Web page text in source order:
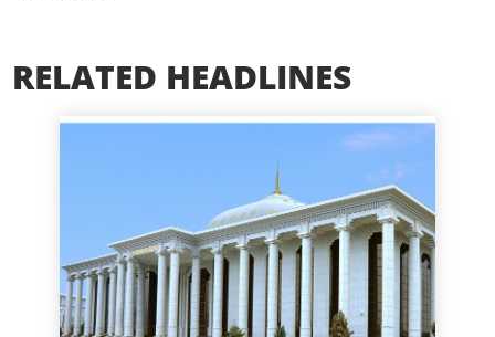
RELATED HEADLINES